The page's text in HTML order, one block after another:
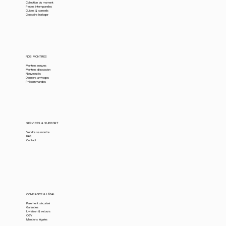
Collection du moment
Pièces intemporelles
Guides & conseils
Glossaire horloger
NOS MONTRES
Montres neuves
Montres d’occasion
Nouveautés
Derniers arrivages
Précommandes
SERVICES & SUPPORT
Vendre sa montre
FAQ
Contact
CONFIANCE & LÉGAL
Paiement sécurisé
Garanties
Livraison & retours
CGV
Mentions légales